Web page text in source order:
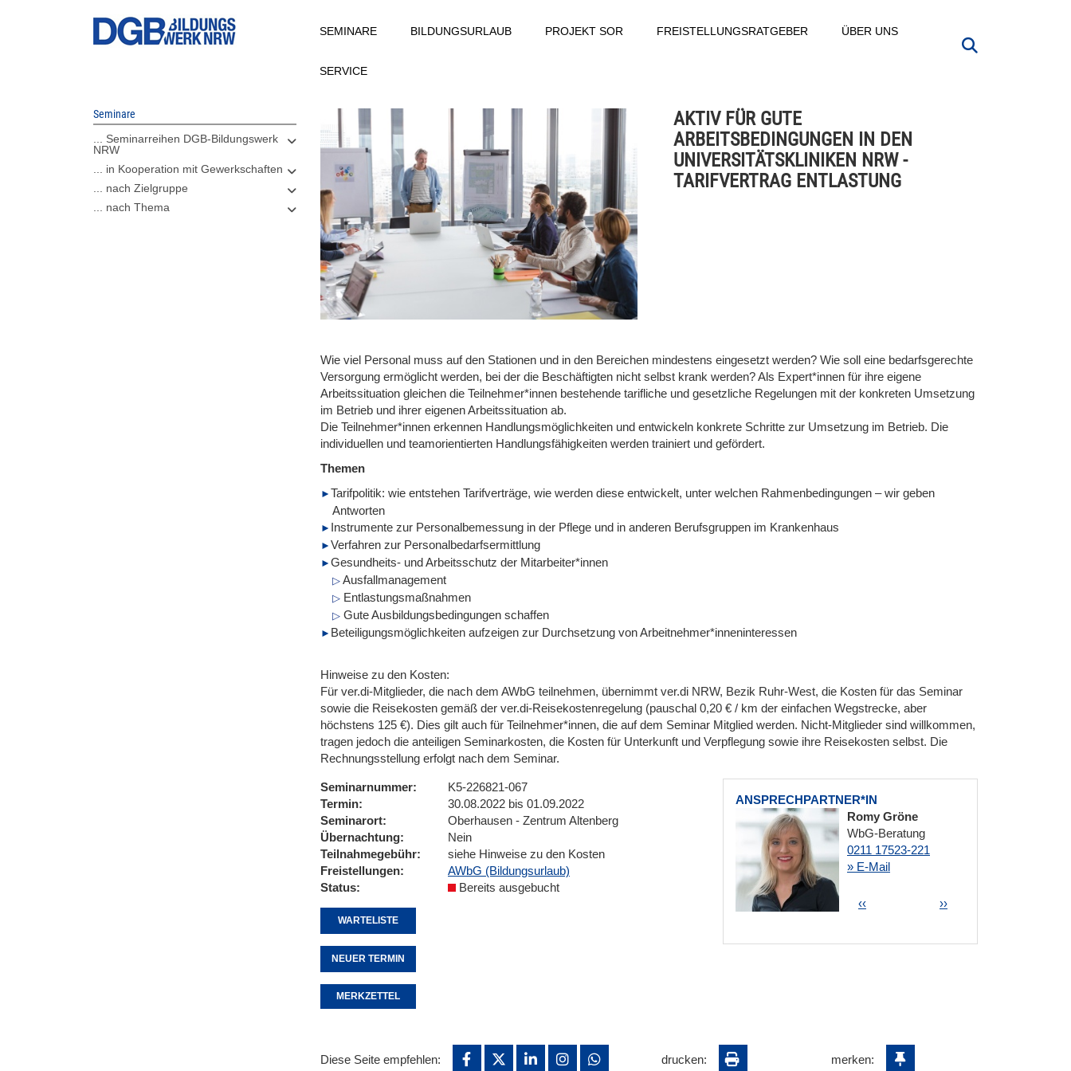
SEMINARE BILDUNGSURLAUB PROJEKT SOR FREISTELLUNGSRATGEBER ÜBER UNS
SERVICE
Seminare
... Seminarreihen DGB-Bildungswerk
NRW
... in Kooperation mit Gewerkschaften
... nach Zielgruppe
... nach Thema
AKTIV FÜR GUTE
ARBEITSBEDINGUNGEN IN DEN
UNIVERSITÄTSKLINIKEN NRW -
TARIFVERTRAG ENTLASTUNG
Wie viel Personal muss auf den Stationen und in den Bereichen mindestens eingesetzt werden? Wie soll eine bedarfsgerechte
Versorgung ermöglicht werden, bei der die Beschäftigten nicht selbst krank werden? Als Expert*innen für ihre eigene
Arbeitssituation gleichen die Teilnehmer*innen bestehende tarifliche und gesetzliche Regelungen mit der konkreten Umsetzung
im Betrieb und ihrer eigenen Arbeitssituation ab.
Die Teilnehmer*innen erkennen Handlungsmöglichkeiten und entwickeln konkrete Schritte zur Umsetzung im Betrieb. Die
individuellen und teamorientierten Handlungsfähigkeiten werden trainiert und gefördert.
Themen
Tarifpolitik: wie entstehen Tarifverträge, wie werden diese entwickelt, unter welchen Rahmenbedingungen – wir geben
Antworten
Instrumente zur Personalbemessung in der Pflege und in anderen Berufsgruppen im Krankenhaus
Verfahren zur Personalbedarfsermittlung
Gesundheits- und Arbeitsschutz der Mitarbeiter*innen
Ausfallmanagement
Entlastungsmaßnahmen
Gute Ausbildungsbedingungen schaffen
Beteiligungsmöglichkeiten aufzeigen zur Durchsetzung von Arbeitnehmer*inneninteressen
Hinweise zu den Kosten:
Für ver.di-Mitglieder, die nach dem AWbG teilnehmen, übernimmt ver.di NRW, Bezik Ruhr-West, die Kosten für das Seminar
sowie die Reisekosten gemäß der ver.di-Reisekostenregelung (pauschal 0,20 € / km der einfachen Wegstrecke, aber
höchstens 125 €). Dies gilt auch für Teilnehmer*innen, die auf dem Seminar Mitglied werden. Nicht-Mitglieder sind willkommen,
tragen jedoch die anteiligen Seminarkosten, die Kosten für Unterkunft und Verpflegung sowie ihre Reisekosten selbst. Die
Rechnungsstellung erfolgt nach dem Seminar.
ANSPRECHPARTNER*IN
Romy Gröne
WbG-Beratung
0211 17523-221
» E-Mail
Seitennummerierung
Vorherige Seite
‹‹ Nächste Seite
››
Seminarnummer
K5-226821-067
Termin
30.08.2022 bis 01.09.2022
Seminarort
Oberhausen - Zentrum Altenberg
Übernachtung
Nein
Teilnahmegebühr
siehe Hinweise zu den Kosten
Freistellungen
AWbG (Bildungsurlaub)
Status
Bereits ausgebucht
WARTELISTE
NEUER TERMIN
MERKZETTEL
Diese Seite empfehlen: drucken: merken: